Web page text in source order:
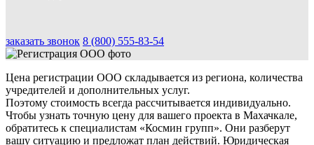
заказать звонок 8 (800) 555-83-54
Цена регистрации ООО складывается из региона, количества
учредителей и дополнительных услуг.
Поэтому стоимость всегда рассчитывается индивидуально.
Чтобы узнать точную цену для вашего проекта в Махачкале,
обратитесь к специалистам «Космин групп». Они разберут
вашу ситуацию и предложат план действий. Юридическая